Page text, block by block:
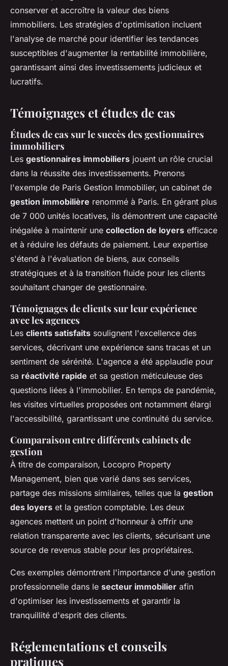
conserver et accroître la valeur des biens
immobiliers. Les stratégies d'optimisation incluent
l'analyse de marché pour identifier les tendances
susceptibles d'augmenter la rentabilité immobilière,
garantissant ainsi des investissements judicieux et
lucratifs.
Témoignages et études de cas
Études de cas sur le succès des gestionnaires
immobiliers
Les gestionnaires immobiliers jouent un rôle crucial
dans la réussite des investissements. Prenons
l'exemple de Paris Gestion Immobilier, un cabinet de
gestion immobilière renommé à Paris. En gérant plus
de 7 000 unités locatives, ils démontrent une capacité
inégalée à maintenir une collection de loyers efficace
et à réduire les défauts de paiement. Leur expertise
s'étend à l'évaluation de biens, aux conseils
stratégiques et à la transition fluide pour les clients
souhaitant changer de gestionnaire.
Témoignages de clients sur leur expérience
avec les agences
Les clients satisfaits soulignent l'excellence des
services, décrivant une expérience sans tracas et un
sentiment de sérénité. L'agence a été applaudie pour
sa réactivité rapide et sa gestion méticuleuse des
questions liées à l'immobilier. En temps de pandémie,
les visites virtuelles proposées ont notamment élargi
l'accessibilité, garantissant une continuité du service.
Comparaison entre différents cabinets de
gestion
À titre de comparaison, Locopro Property
Management, bien que varié dans ses services,
partage des missions similaires, telles que la gestion
des loyers et la gestion comptable. Les deux
agences mettent un point d'honneur à offrir une
relation transparente avec les clients, sécurisant une
source de revenus stable pour les propriétaires.
Ces exemples démontrent l'importance d'une gestion
professionnelle dans le secteur immobilier afin
d'optimiser les investissements et garantir la
tranquillité d'esprit des clients.
Réglementations et conseils
pratiques